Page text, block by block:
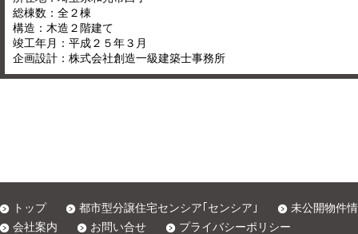
総棟数：全２棟
構造：木造２階建て
竣工年月：平成２５年３月
企画設計：株式会社創造一級建築士事務所
トップ 都市型分譲住宅センシア｢センシア｣
未公開物件
会社案内
お問い合せ プライバシーポリシー